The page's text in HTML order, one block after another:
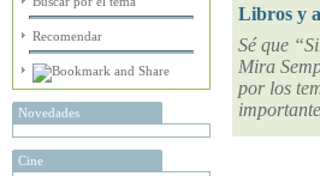
Recomendar
Novedades
Cine
Libros y
Sé que
Mira
por los